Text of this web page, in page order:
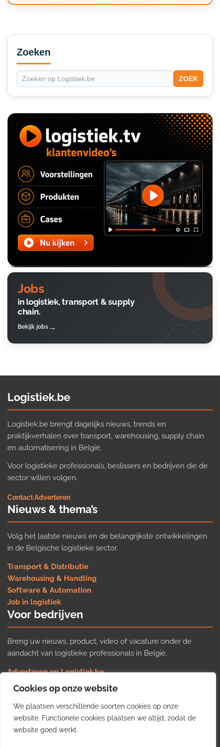
Cookies op onze website
We plaatsen verschillende soorten cookies op onze
website. Functionele cookies plaatsen we altijd, zodat de
website goed werkt.
Secondary
Sidebar
Zoeken
ZOEK
Jobs
in logistiek, transport & supply
chain.
Bekijk jobs
Logistiek.be
Logistiek.be brengt dagelijks nieuws, trends en
praktijkverhalen over transport, warehousing, supply chain
en automatisering in België.
Voor logistieke professionals, beslissers en bedrijven die de
sector willen volgen.
Contact·Adverteren
Nieuws & thema’s
Volg het laatste nieuws en de belangrijkste ontwikkelingen
in de Belgische logistieke sector.
Transport & Distributie
Warehousing & Handling
Software & Automation
Job in logistiek
Voor bedrijven
Breng uw nieuws, product, video of vacature onder de
aandacht van logistieke professionals in België.
Adverteren op Logistiek.be
Nieuws insturen
Uw video op Logistiek.TV
Job plaatsen
Gratis wekelijkse update